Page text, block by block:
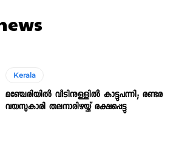
Kerala
മഞ്ചേരിയിൽ വീടിനുള്ളിൽ കാട്ടുപന്നി; രണ്ടര
വയസുകാരി തലനാരിഴയ്ക്ക് രക്ഷപ്പെട്ടു